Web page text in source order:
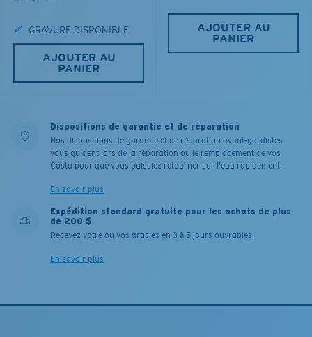
GRAVURE DISPONIBLE
AJOUTER AU
PANIER
AJOUTER AU
PANIER
Dispositions de garantie et de réparation
Nos dispositions de garantie et de réparation avant-gardistes
vous guident lors de la réparation ou le remplacement de vos
Costa pour que vous puissiez retourner sur l'eau rapidement.
En savoir plus
Expédition standard gratuite pour les achats de plus
de 200 $
Recevez votre ou vos articles en 3 à 5 jours ouvrables.
En savoir plus